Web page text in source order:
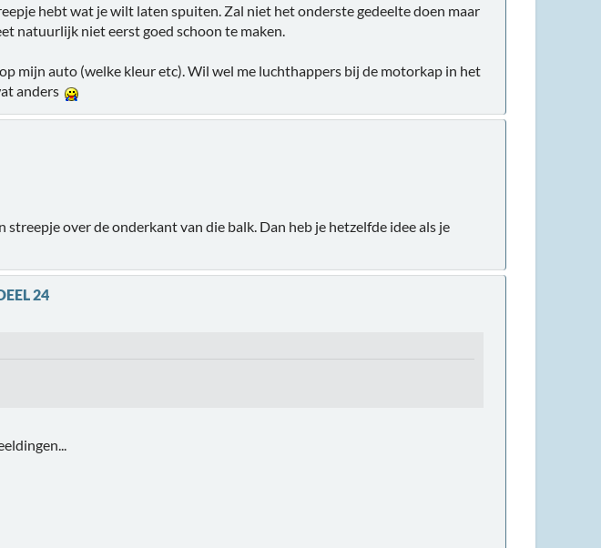
hebt wat je wilt laten spuiten. Zal niet het onderste gedeelte doen maar
natuurlijk niet eerst goed schoon te maken.
mijn auto (welke kleur etc). Wil wel me luchthappers bij de motorkap in het
anders
over de onderkant van die balk. Dan heb je hetzelfde idee als je
24